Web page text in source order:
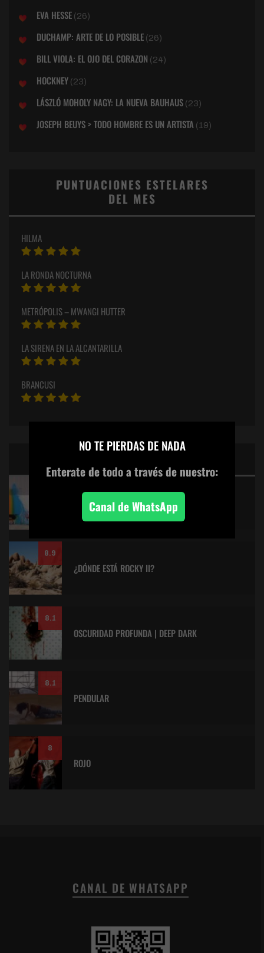
EVA HESSE (26)
DUCHAMP: ARTE DE LO POSIBLE (26)
BILL VIOLA: EL OJO DEL CORAZON (24)
HOCKNEY (23)
LÁSZLÓ MOHOLY NAGY: LA NUEVA BAUHAUS (23)
JOSEPH BEUYS > TODO HOMBRE ES UN ARTISTA (19)
PUNTUACIONES ESTELARES
DEL MES
HILMA
LA RONDA NOCTURNA
METRÓPOLIS – MWANGI HUTTER
LA SIRENA EN LA ALCANTARILLA
BRANCUSI
KITANO > AQUILES Y LA TORTUGA
8.9
¿DÓNDE ESTÁ ROCKY II?
8.1
OSCURIDAD PROFUNDA | DEEP DARK
8.1
PENDULAR
8
ROJO
CANAL DE WHATSAPP
NO TE PIERDAS DE NADA
Enterate de todoa través de nuestro:
Canal de WhatsApp